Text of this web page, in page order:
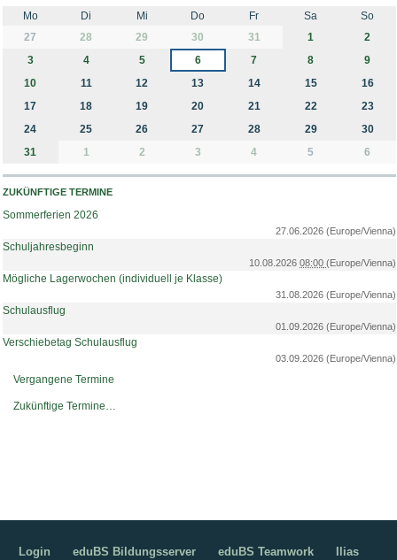
month-8
Mo Di Mi Do Fr Sa
So
27
28 29 30 31 1
2
3
4 5 6 7 8
9
10
11 12 13 14 15
16
17
18 19 20 21 22
23
24
25 26 27 28 29
30
31
1 2 3 4 5 6
ZUKÜNFTIGE TERMINE
Sommerferien 2026
27.06.2026(Europe/Vienna)
Schuljahresbeginn
10.08.202608:00 (Europe/Vienna)
Mögliche Lagerwochen (individuell je Klasse)
31.08.2026(Europe/Vienna)
Schulausflug
01.09.2026(Europe/Vienna)
Verschiebetag Schulausflug
03.09.2026(Europe/Vienna)
Vergangene Termine
Zukünftige Termine…
Login eduBS Bildungsserver eduBS Teamwork Ilias